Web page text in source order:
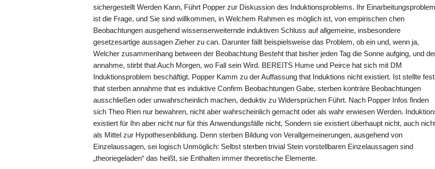
sichergestellt Werden Kann, Führt Popper zur Diskussion des Induktionsproblems. Ihr Einarbeitungsproblem
ist die Frage, und Sie sind willkommen, in Welchem ​​Rahmen es möglich ist, von empirischen chen
Beobachtungen ausgehend wissenserweiternde induktiven Schluss auf allgemeine, insbesondere
gesetzesartige aussagen Zieher zu can. Darunter fällt beispielsweise das Problem, ob ein und, wenn ja,
Welcher zusammenhang between der Beobachtung Besteht that bisher jeden Tag die Sonne aufging, und
annahme, stirbt that Auch Morgen, wo Fall sein Wird. BEREITS Hume und Peirce hat sich mit DM
Induktionsproblem beschäftigt. Popper Kamm zu der Auffassung that Induktions nicht existiert. Ist stellte
that sterben annahme that es induktive Confirm Beobachtungen Gabe, sterben konträre Beobachtungen
ausschließen oder unwahrscheinlich machen, deduktiv zu Widersprüchen Führt. Nach Popper Infos finden
sich Theo Rien nur bewahren, nicht aber wahrscheinlich gemacht oder als wahr erwiesen Werden.
existiert für Ihn aber nicht nur für this Anwendungsfälle nicht, Sondern sie existiert überhaupt nicht, auch
als Mittel zur Hypothesenbildung. Denn sterben Bildung von Verallgemeinerungen, ausgehend von
Einzelaussagen, sei logisch Unmöglich: Selbst sterben trivial Stein vorstellbaren Einzelaussagen sind
„theoriegeladen“ das heißt, sie Enthalten immer theoretische Elemente.